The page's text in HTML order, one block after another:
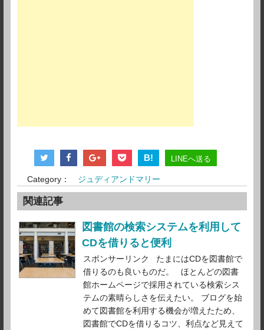
B! LINEへ送る
Category： ジュディアンドマリー
関連記事
図書館の検索システムを利用して
CDを借りると便利
スポンサーリンク たまにはCDを図書館で
借りるのも良いものだ。 ほとんどの図書
館ホームページで採用されている検索シス
テムの素晴らしさを伝えたい。 ブログを始
めて図書館を利用する機会が増えたため、
図書館でCDを借りるコツ、利点など見えて